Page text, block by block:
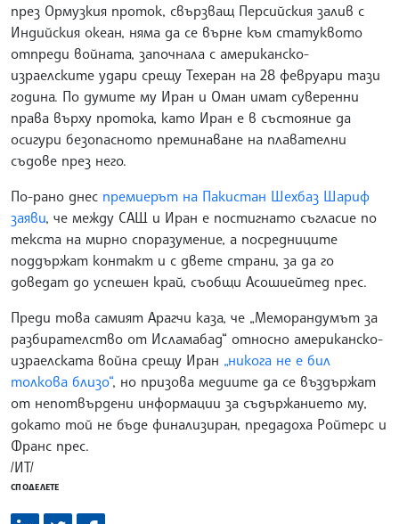
през Ормузкия проток, свързващ Персийския залив с
Индийския океан, няма да се върне към статуквото
отпреди войната, започнала с американско-
израелските удари срещу Техеран на 28 февруари тази
година. По думите му Иран и Оман имат суверенни
права върху протока, като Иран е в състояние да
осигури безопасното преминаване на плавателни
съдове през него.
По-рано днес премиерът на Пакистан Шехбаз Шариф
заяви, че между САЩ и Иран е постигнато съгласие по
текста на мирно споразумение, а посредниците
поддържат контакт и с двете страни, за да го
доведат до успешен край, съобщи Асошиейтед прес.
Преди това самият Арагчи каза, че „Меморандумът за
разбирателство от Исламабад“ относно американско-
израелската война срещу Иран „никога не е бил
толкова близо“, но призова медиите да се въздържат
от непотвърдени информации за съдържанието му,
докато той не бъде финализиран, предадоха Ройтерс и
Франс прес.
/ИТ/
СПОДЕЛЕТЕ